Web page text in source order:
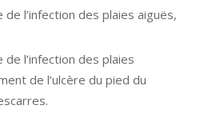
de l’infection des plaies aiguës,
de l’infection des plaies
de l’ulcère du pied du